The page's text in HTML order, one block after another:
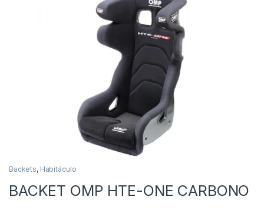
Backets, Habitáculo
BACKET OMP HTE-ONE CARBONO